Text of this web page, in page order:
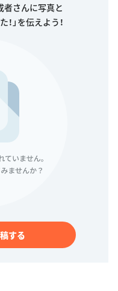
者さんに写真と
」を伝えよう！
する